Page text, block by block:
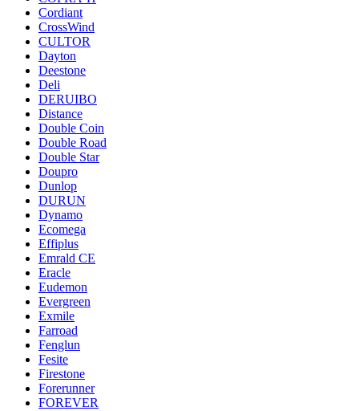
Cordiant
CrossWind
CULTOR
Dayton
Deestone
Deli
DERUIBO
Distance
Double Coin
Double Road
Double Star
Doupro
Dunlop
DURUN
Dynamo
Ecomega
Effiplus
Emrald СЕ
Eracle
Eudemon
Evergreen
Exmile
Farroad
Fenglun
Fesite
Firestone
Forerunner
FOREVER